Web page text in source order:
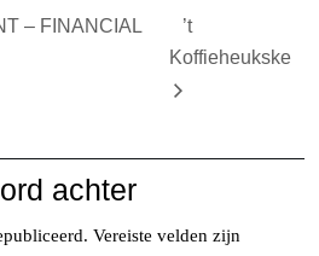
– FINANCIAL
’t
Koffieheukske
achter
Vereiste velden zijn